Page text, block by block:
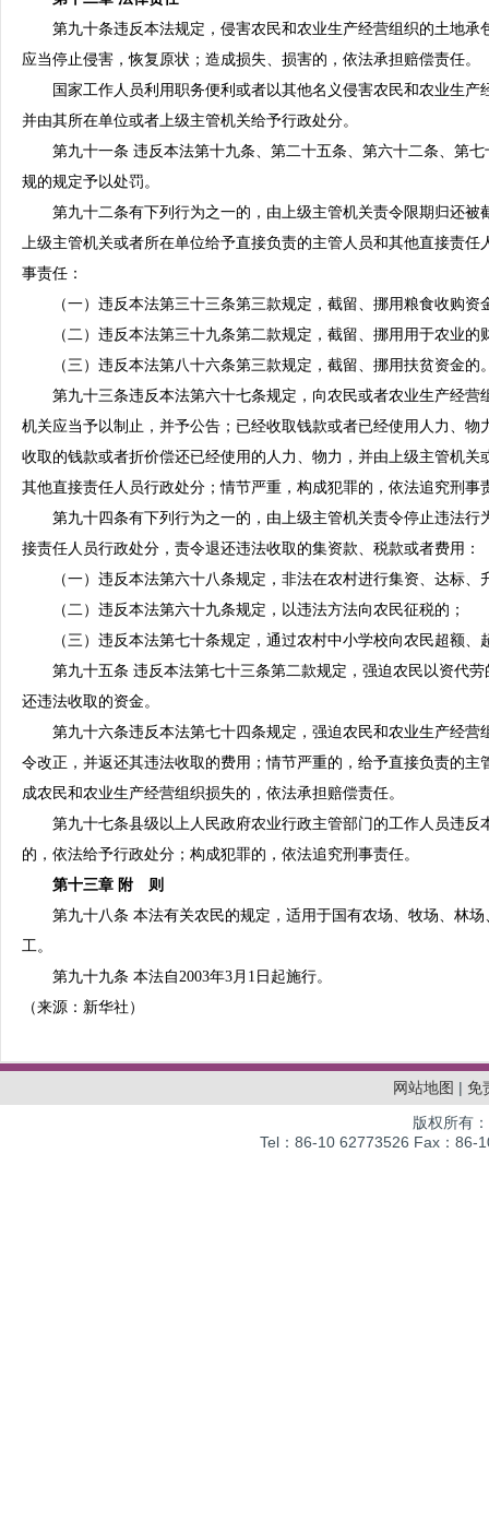
第九十条违反本法规定，侵害农民和农业生产经营组织的土地承
应当停止侵害，恢复原状；造成损失、损害的，依法承担赔偿责任。
国家工作人员利用职务便利或者以其他名义侵害农民和农业生产
并由其所在单位或者上级主管机关给予行政处分。
第九十一条 违反本法第十九条、第二十五条、第六十二条、第七
规的规定予以处罚。
第九十二条有下列行为之一的，由上级主管机关责令限期归还被
上级主管机关或者所在单位给予直接负责的主管人员和其他直接责
事责任：
（一）违反本法第三十三条第三款规定，截留、挪用粮食收购资
（二）违反本法第三十九条第二款规定，截留、挪用用于农业的
（三）违反本法第八十六条第三款规定，截留、挪用扶贫资金的
第九十三条违反本法第六十七条规定，向农民或者农业生产经营
机关应当予以制止，并予公告；已经收取钱款或者已经使用人力、
收取的钱款或者折价偿还已经使用的人力、物力，并由上级主管机
其他直接责任人员行政处分；情节严重，构成犯罪的，依法追究刑事
第九十四条有下列行为之一的，由上级主管机关责令停止违法行
接责任人员行政处分，责令退还违法收取的集资款、税款或者费用：
（一）违反本法第六十八条规定，非法在农村进行集资、达标、
（二）违反本法第六十九条规定，以违法方法向农民征税的；
（三）违反本法第七十条规定，通过农村中小学校向农民超额、
第九十五条 违反本法第七十三条第二款规定，强迫农民以资代劳
还违法收取的资金。
第九十六条违反本法第七十四条规定，强迫农民和农业生产经营
令改正，并返还其违法收取的费用；情节严重的，给予直接负责的
成农民和农业生产经营组织损失的，依法承担赔偿责任。
第九十七条县级以上人民政府农业行政主管部门的工作人员违反
的，依法给予行政处分；构成犯罪的，依法追究刑事责任。
第十三章 附 则
第九十八条 本法有关农民的规定，适用于国有农场、牧场、林场
工。
第九十九条 本法自2003年3月1日起施行。
（来源：新华社）
网站地图 | 免
版权所有
Tel：86-10 62773526 Fax：86-